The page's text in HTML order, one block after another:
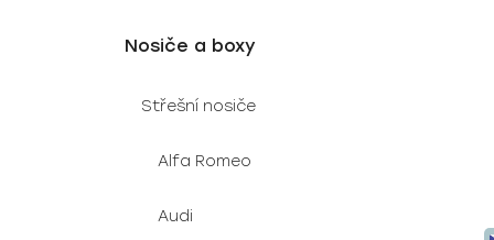
Nosiče a boxy
Střešní nosiče
Alfa Romeo
Audi